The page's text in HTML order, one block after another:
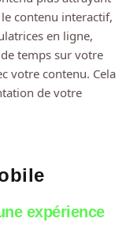
contenu interactif,
en ligne,
temps sur votre
votre contenu. Cela
de votre
expérience